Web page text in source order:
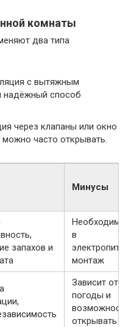
комнаты
два типа
с вытяжным
надёжный способ
через клапаны или окно
часто открывать.
Минусы
запахов и
в
монтаж
Зависит от
погоды и
возможности
открывать